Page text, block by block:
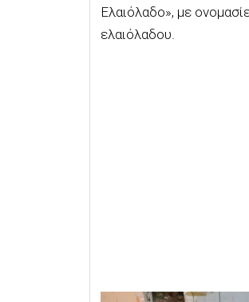
Ελαιόλαδο», με
ελαιόλαδου.